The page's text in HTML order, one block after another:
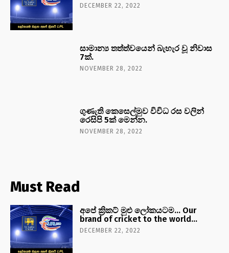
DECEMBER 22, 2022
සාමාන්‍ය තත්ත්වයෙන් බැහැර වූ නිවාස
7ක්.
NOVEMBER 28, 2022
ගුණැති කෙසෙල්මුව විවිධ රස වලින්
රෙසිපි 5ක් මෙන්න.
NOVEMBER 28, 2022
Must Read
අපේ ක්‍රිකට් මුළු ලෝකයටම… Our
brand of cricket to the world…
DECEMBER 22, 2022